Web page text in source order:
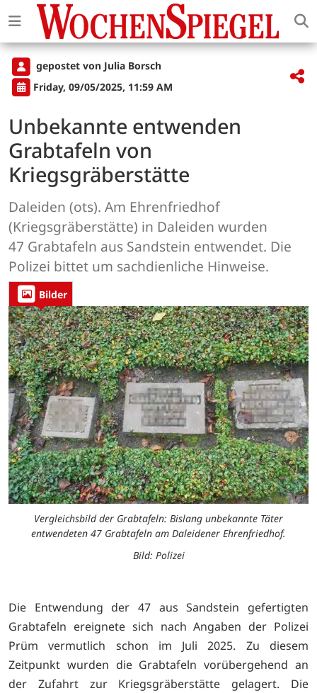
gepostet von Julia Borsch
Friday, 09/05/2025, 11:59 AM
Unbekannte entwenden
Grabtafeln von
Kriegsgräberstätte
Daleiden (ots). Am Ehrenfriedhof
(Kriegsgräberstätte) in Daleiden wurden
47 Grabtafeln aus Sandstein entwendet. Die
Polizei bittet um sachdienliche Hinweise.
Bilder
Vergleichsbild der Grabtafeln: Bislang unbekannte Täter
entwendeten 47 Grabtafeln am Daleidener Ehrenfriedhof.
Bild: Polizei
Die Entwendung der 47 aus Sandstein gefertigten
Grabtafeln ereignete sich nach Angaben der Polizei
Prüm vermutlich schon im Juli 2025. Zu diesem
Zeitpunkt wurden die Grabtafeln vorübergehend an
der Zufahrt zur Kriegsgräberstätte gelagert. Die